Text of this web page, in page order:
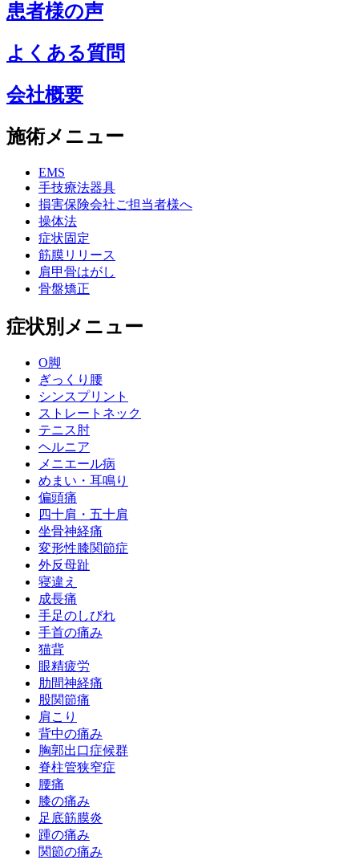
患者様の声
よくある質問
会社概要
施術メニュー
EMS
手技療法器具
損害保険会社ご担当者様へ
操体法
症状固定
筋膜リリース
肩甲骨はがし
骨盤矯正
症状別メニュー
O脚
ぎっくり腰
シンスプリント
ストレートネック
テニス肘
ヘルニア
メニエール病
めまい・耳鳴り
偏頭痛
四十肩・五十肩
坐骨神経痛
変形性膝関節症
外反母趾
寝違え
成長痛
手足のしびれ
手首の痛み
猫背
眼精疲労
肋間神経痛
股関節痛
肩こり
背中の痛み
胸郭出口症候群
脊柱管狭窄症
腰痛
膝の痛み
足底筋膜炎
踵の痛み
関節の痛み